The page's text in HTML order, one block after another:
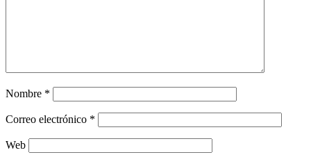
Nombre *
Correo electrónico *
Web